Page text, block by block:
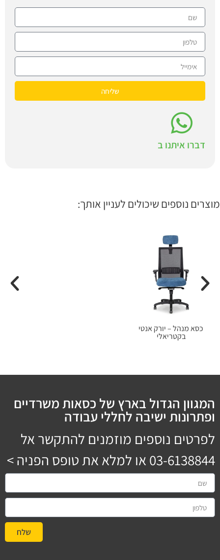
שליחה
דברו איתנו ב
מוצרים נוספים שיכולים לעניין אותך:
כסא מנהל – יורק אנטי
בקטריאלי
המגוון הגדול בארץ של כסאות משרדיים
ופתרונות ישיבה לחללי עבודה
לפרטים נוספים מוזמנים להתקשר אל
03-6138844 או למלא את טופס הפניה >
שלח